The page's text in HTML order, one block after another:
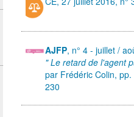
AJFP, n° 4 - juillet /
" Le retard de l'agent
par Frédéric Colin, pp.
230